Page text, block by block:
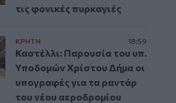
τις φονικές πυρκαγιές
ΚΡΗΤΗ 18:59
Καστέλλι: Παρουσία του υπ.
Υποδομών Χρίστου Δήμα οι
υπογραφές για τα ραντάρ
του νέου αεροδρομίου